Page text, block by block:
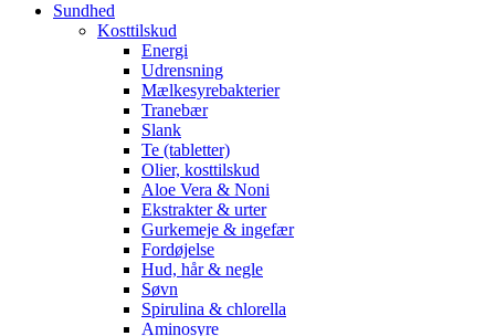
Sundhed
Kosttilskud
Energi
Udrensning
Mælkesyrebakterier
Tranebær
Slank
Te (tabletter)
Olier, kosttilskud
Aloe Vera & Noni
Ekstrakter & urter
Gurkemeje & ingefær
Fordøjelse
Hud, hår & negle
Søvn
Spirulina & chlorella
Aminosyre